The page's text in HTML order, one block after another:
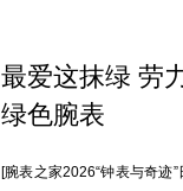
最爱这抹绿 劳
绿色腕表
[腕表之家2026“钟表与奇迹